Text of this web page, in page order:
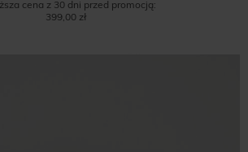
cena z 30 dni przed promocją:
399,00 zł